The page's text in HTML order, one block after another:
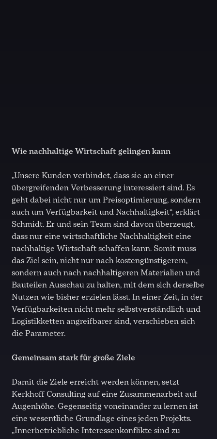
Wie nachhaltige Wirtschaft gelingen kann
„Unsere Kunden verbindet, dass sie an einer
übergreifenden Verbesserung interessiert sind. Es
geht dabei nicht nur um Preisoptimierung, sondern
auch um Verfügbarkeit und Nachhaltigkeit“, erklärt
Schmidt. Er und sein Team sind davon überzeugt,
dass nur eine wirtschaftliche Nachhaltigkeit eine
nachhaltige Wirtschaft schaffen kann. Somit muss
das Ziel sein, nicht nur nach kostengünstigerem,
sondern auch nach nachhaltigeren Materialien und
Bauteilen Ausschau zu halten, mit dem sich derselbe
Nutzen wie bisher erzielen lässt. In einer Zeit, in der
Verfügbarkeiten nicht mehr selbstverständlich und
Logistikketten angreifbarer sind, verschieben sich
die Parameter.
Gemeinsam stark für große Ziele
Damit die Ziele erreicht werden können, setzt
Kerkhoff Consulting auf eine Zusammenarbeit auf
Augenhöhe. Gegenseitig voneinander zu lernen ist
eine wesentliche Grundlage eines jeden Projekts.
„Innerbetriebliche Interessenkonflikte sind zu